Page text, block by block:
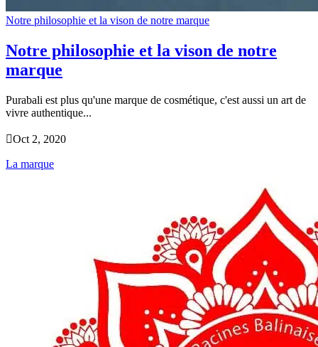
Notre philosophie et la vison de notre marque
Notre philosophie et la vison de notre
marque
Purabali est plus qu'une marque de cosmétique, c'est aussi un art de
vivre authentique...
Oct 2, 2020
La marque